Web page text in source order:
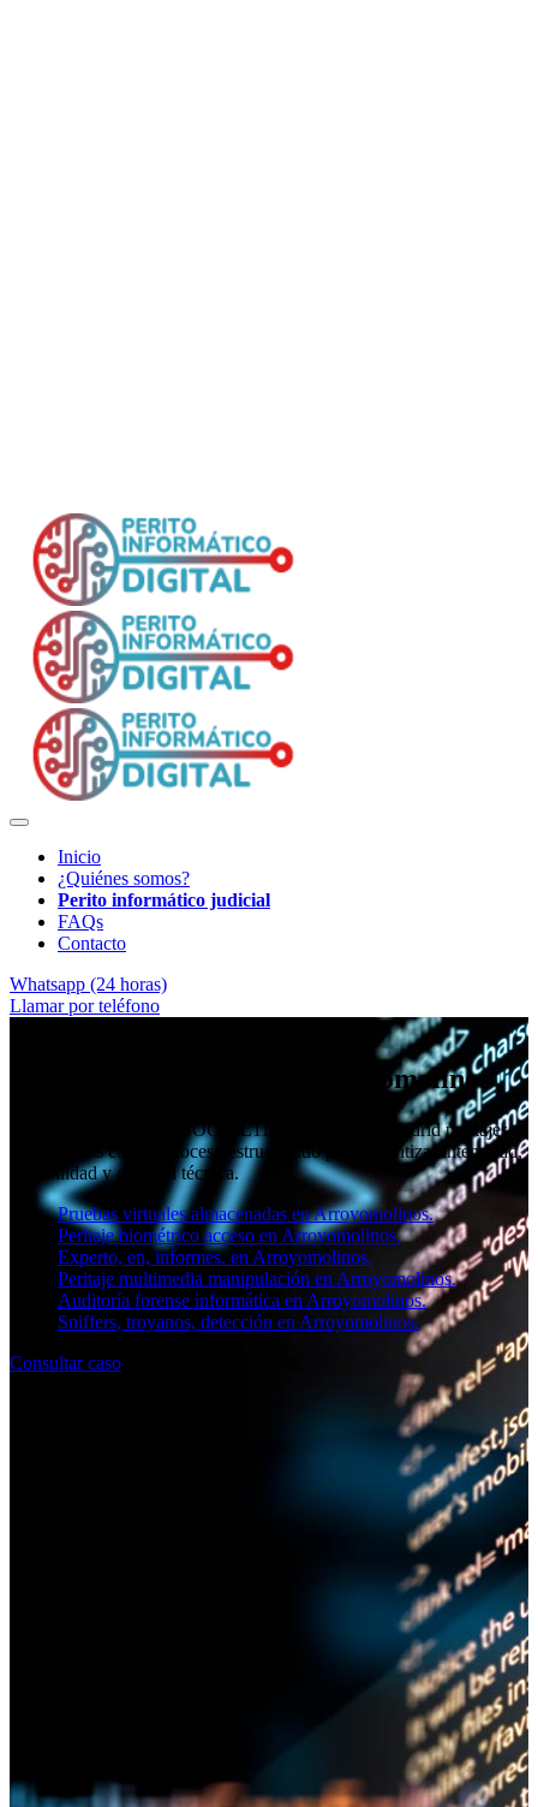
Inicio
¿Quiénes somos?
Perito informático judicial
FAQs
Contacto
Whatsapp (24 horas)
Llamar por teléfono
Peritaje informático en Arroyomolinos
Como especialistas en SOCIAL11, ofrecemos en Madrid peritajes
informáticos con un proceso estructurado para garantizar integridad,
trazabilidad y claridad técnica.
Pruebas virtuales almacenadas en Arroyomolinos.
Peritaje biométrico acceso en Arroyomolinos.
Experto, en, informes. en Arroyomolinos.
Peritaje multimedia manipulación en Arroyomolinos.
Auditoría forense informática en Arroyomolinos.
Sniffers, troyanos, detección en Arroyomolinos.
Consultar caso